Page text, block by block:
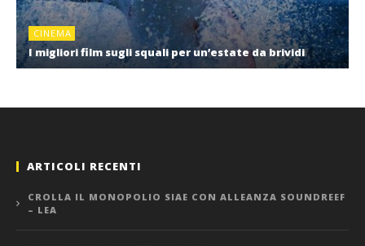
CINEMA
I migliori film sugli squali per un’estate da brividi
ARTICOLI RECENTI
CROLLA IL MONOPOLIO SIAE CON ALLEANZA SOUNDREEF
– LEA